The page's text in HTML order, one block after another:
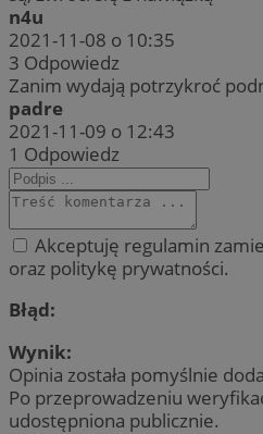
n4u
2021-11-08 o 10:35
3 Odpowiedz
Zanim wydają potrzykroć
padre
2021-11-09 o 12:43
1 Odpowiedz
Akceptuję regulamin
oraz politykę prywatności.
Błąd:
Wynik:
Opinia została pomyślnie
Po przeprowadzeniu
udostępniona publicznie.